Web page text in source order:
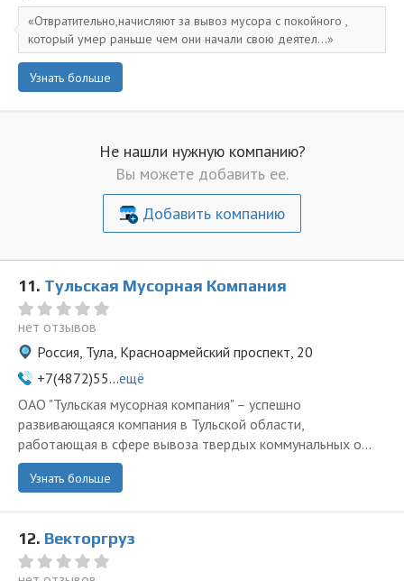
Отвратительно,начисляют за вывоз мусора с покойного ,
который умер раньше чем они начали свою деятел...
Узнать больше
Не нашли нужную компанию?
Вы можете добавить ее.
Добавить компанию
11. Тульская Мусорная Компания
нет отзывов
Россия, Тула, Красноармейский проспект, 20
+7(4872)55...ещё
ОАО "Тульская мусорная компания" – успешно
развивающаяся компания в Тульской области,
работающая в сфере вывоза твердых коммунальных о...
Узнать больше
12. Векторгруз